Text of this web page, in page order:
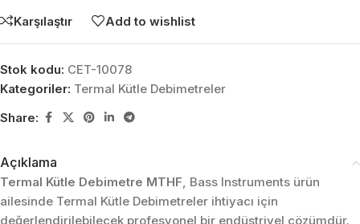
Karşılaştır Add to wishlist
Stok kodu: CET-10078
Kategoriler: Termal Kütle Debimetreler
Share:
Açıklama
Termal Kütle Debimetre MTHF, Bass Instruments ürün
ailesinde Termal Kütle Debimetreler ihtiyacı için
değerlendirilebilecek profesyonel bir endüstriyel çözümdür.